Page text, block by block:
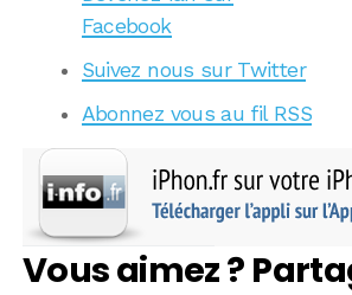
Facebook
Suivez nous sur Twitter
Abonnez vous au fil RSS
Vous aimez ?